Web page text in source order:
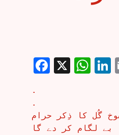
X
.
.
گُل کا ذِکر حرام
بے لگام کر دے گا